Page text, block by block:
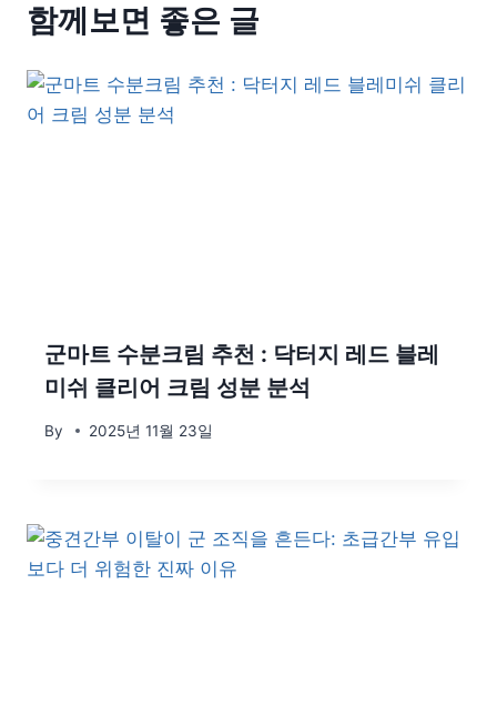
함께보면 좋은 글
군마트 수분크림 추천 : 닥터지 레드 블레
미쉬 클리어 크림 성분 분석
By 2025년 11월 23일